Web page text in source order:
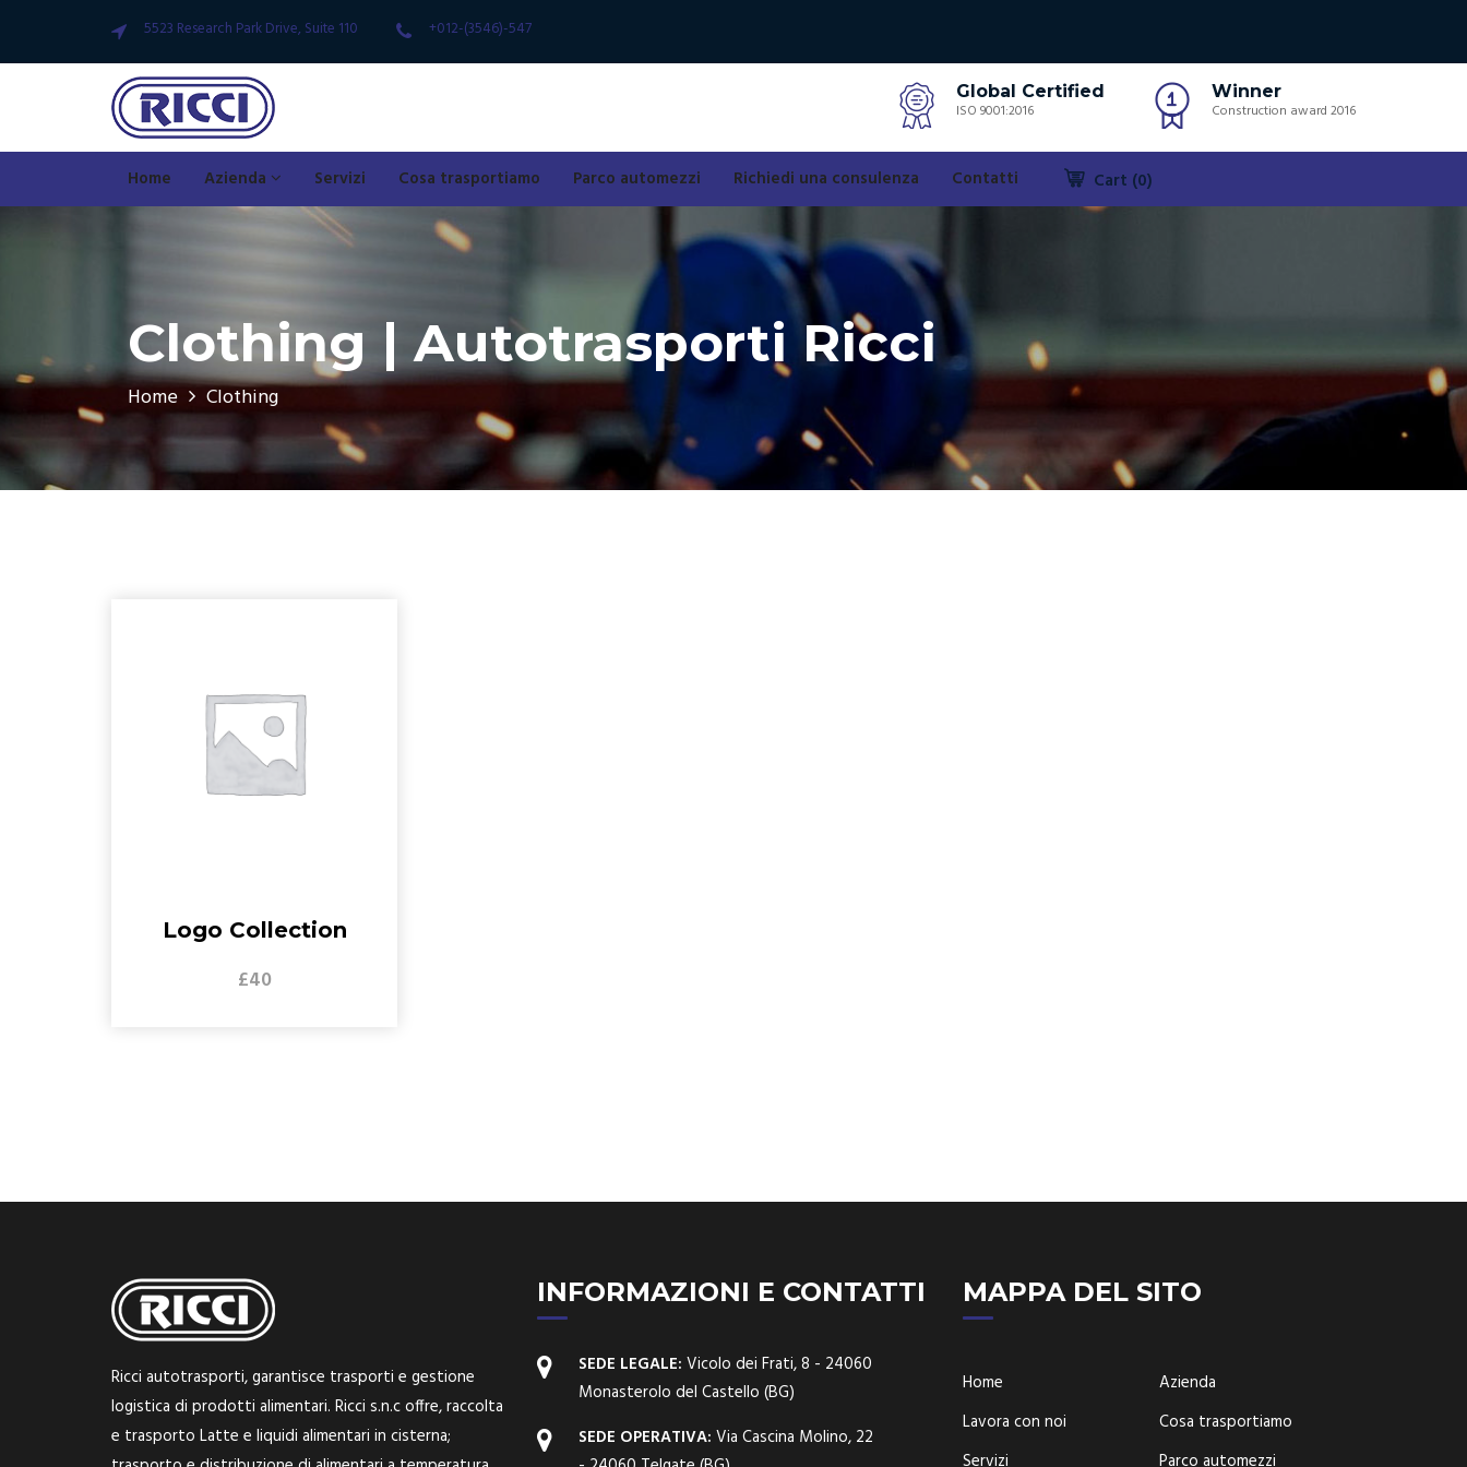
5523 Research Park Drive, Suite 110 +012-(3546)-547
Global Certified
ISO 9001:2016
Winner
Construction award 2016
Home Azienda Servizi Cosa trasportiamo Parco automezzi Richiedi una consulenza Contatti Cart (0)
Clothing | Autotrasporti Ricci
Home Clothing
Logo Collection
£40
Ricci autotrasporti, garantisce trasporti e gestione
logistica di prodotti alimentari. Ricci s.n.c offre, raccolta
e trasporto Latte e liquidi alimentari in cisterna;
INFORMAZIONI E CONTATTI
SEDE LEGALE: Vicolo dei Frati, 8 - 24060
Monasterolo del Castello (BG)
SEDE OPERATIVA: Via Cascina Molino, 22
MAPPA DEL SITO
Home
Azienda
Lavora con noi
Cosa trasportiamo
Servizi
Parco automezzi